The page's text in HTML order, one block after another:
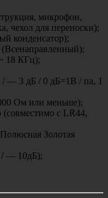
микрофон,
чехол для переноски);
конденсатор);
(Всенаправленный);
18 КГц);
— 3 дБ / 0 дБ=1В / па, 1
Ом или меньше);
с LR44,
Золотая
/ — 10дБ);